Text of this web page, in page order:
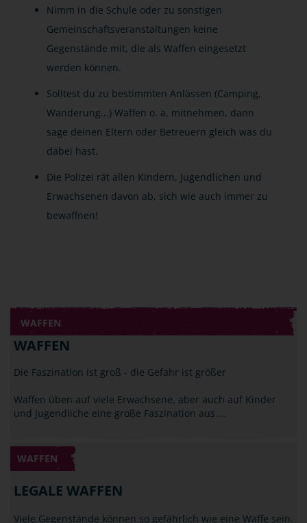
Nimm in die Schule oder zu sonstigen
Gemeinschaftsveranstaltungen keine
Gegenstände mit, die als Waffen eingesetzt
werden können.
Solltest du zu bestimmten Anlässen (Camping,
Wanderung...) Waffen o. ä. mitnehmen, dann
sage deinen Eltern oder Betreuern gleich was du
dabei hast.
Die Polizei rät allen Kindern, Jugendlichen und
Erwachsenen davon ab, sich wie auch immer zu
bewaffnen!
WAFFEN
WAFFEN
Die Faszination ist groß - die Gefahr ist größer
Waffen üben auf viele Erwachsene, aber auch auf Kinder
und Jugendliche eine große Faszination aus.…
WAFFEN
LEGALE WAFFEN
Viele Gegenstände können so gefährlich wie eine Waffe sein.